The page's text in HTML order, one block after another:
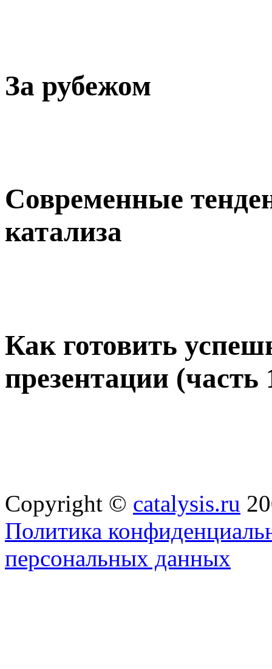
За рубежом
Современные
катализа
Как готовить
презентации (часть
Copyright © catalysis.ru
Политика
персональных данных